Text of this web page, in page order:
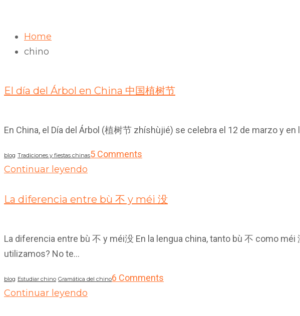
Home
chino
El día del Árbol en China 中国植树节
En China, el Día del Árbol (植树节 zhíshùjié) se celebra el 12 de marzo y
blog Tradiciones y fiestas chinas5 Comments
Continuar leyendo
La diferencia entre bù 不 y méi 没
La diferencia entre bù 不 y méi没 En la lengua china, tanto bù 不 como
utilizamos? No te...
blog Estudiar chino Gramática del chino6 Comments
Continuar leyendo